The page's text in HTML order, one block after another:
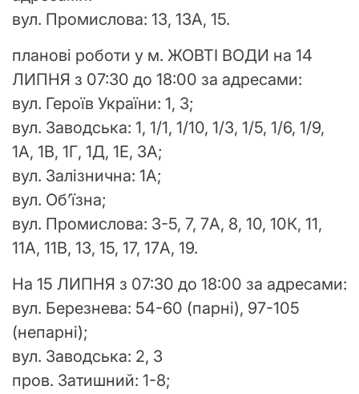
вул. Промислова: 13, 13А, 15.
планові роботи у м. ЖОВТІ ВОДИ на 14
ЛИПНЯ з 07:30 до 18:00 за адресами:
вул. Героїв України: 1, 3;
вул. Заводська: 1, 1/1, 1/10, 1/3, 1/5, 1/6, 1/9,
1А, 1В, 1Г, 1Д, 1Е, 3А;
вул. Залізнична: 1А;
вул. Об’їзна;
вул. Промислова: 3-5, 7, 7А, 8, 10, 10К, 11,
11А, 11В, 13, 15, 17, 17А, 19.
На 15 ЛИПНЯ з 07:30 до 18:00 за адресами:
вул. Березнева: 54-60 (парні), 97-105
(непарні);
вул. Заводська: 2, 3
пров. Затишний: 1-8;